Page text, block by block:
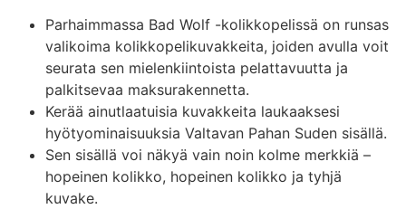
Parhaimmassa Bad Wolf -kolikkopelissä on runsas
valikoima kolikkopelikuvakkeita, joiden avulla voit
seurata sen mielenkiintoista pelattavuutta ja
palkitsevaa maksurakennetta.
Kerää ainutlaatuisia kuvakkeita laukaaksesi
hyötyominaisuuksia Valtavan Pahan Suden sisällä.
Sen sisällä voi näkyä vain noin kolme merkkiä –
hopeinen kolikko, hopeinen kolikko ja tyhjä
kuvake.